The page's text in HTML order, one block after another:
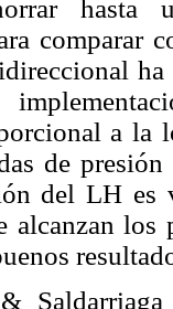
hasta
a la
de
del LH es
alcanzan los